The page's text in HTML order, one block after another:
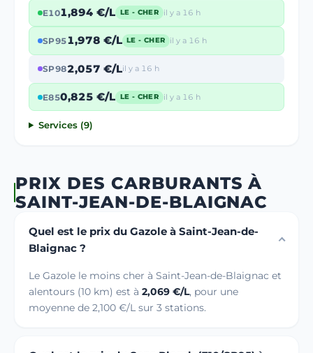
E101,894 €/L LE - CHER il y a 16 h
SP951,978 €/L LE - CHER il y a 16 h
SP982,057 €/Lil y a 16 h
E850,825 €/L LE - CHER il y a 16 h
Services (9)
PRIX DES CARBURANTS À
SAINT-JEAN-DE-BLAIGNAC
Quel est le prix du Gazole à Saint-Jean-de-
Blaignac ?
Le Gazole le moins cher à Saint-Jean-de-Blaignac et
alentours (10 km) est à 2,069 €/L, pour une
moyenne de 2,100 €/L sur 3 stations.